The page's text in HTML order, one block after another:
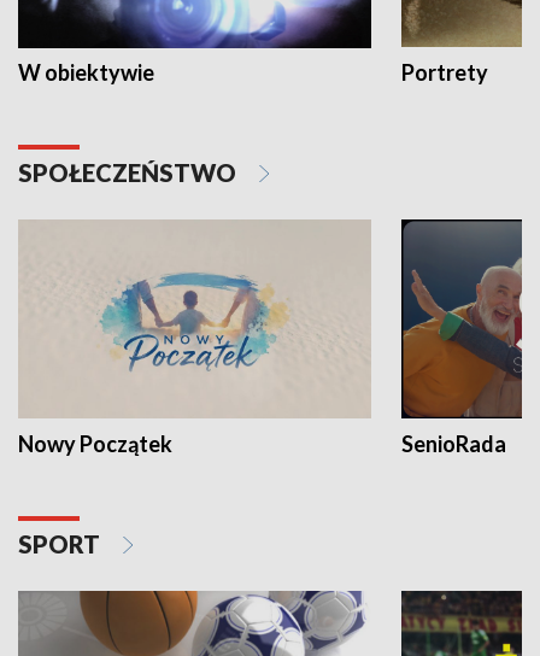
W obiektywie Portrety
SPOŁECZEŃSTWO
Nowy Początek SenioRada
SPORT